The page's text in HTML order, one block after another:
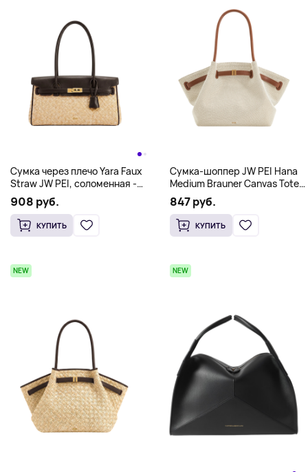
Сумка через плечо Yara Faux
Straw JW PEI, соломенная -
коричневый
908 руб.
КУПИТЬ
Сумка-шоппер JW PEI Hana
Medium Brauner Canvas Tote
Bag, коричневая холщовая
847 руб.
КУПИТЬ
NEW NEW